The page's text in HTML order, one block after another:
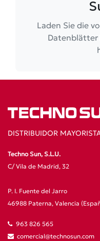
Laden Sie die
Datenblätter
DISTRIBUIDOR
Techno Sun, S.L.U.
C/ Vila de Madrid, 32
P. I. Fuente del Jarro
46988 Paterna, Valencia
963 826 565
comercial@technosun.com